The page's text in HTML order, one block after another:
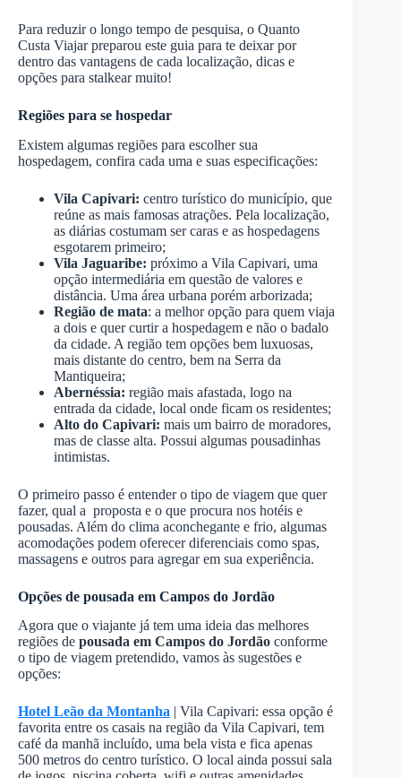
Para reduzir o longo tempo de pesquisa, o Quanto
Custa Viajar preparou este guia para te deixar por
dentro das vantagens de cada localização, dicas e
opções para stalkear muito!
Regiões para se hospedar
Existem algumas regiões para escolher sua
hospedagem, confira cada uma e suas especificações:
Vila Capivari: centro turístico do município, que
reúne as mais famosas atrações. Pela localização,
as diárias costumam ser caras e as hospedagens
esgotarem primeiro;
Vila Jaguaribe: próximo a Vila Capivari, uma
opção intermediária em questão de valores e
distância. Uma área urbana porém arborizada;
Região de mata: a melhor opção para quem viaja
a dois e quer curtir a hospedagem e não o badalo
da cidade. A região tem opções bem luxuosas,
mais distante do centro, bem na Serra da
Mantiqueira;
Abernéssia: região mais afastada, logo na
entrada da cidade, local onde ficam os residentes;
Alto do Capivari: mais um bairro de moradores,
mas de classe alta. Possui algumas pousadinhas
intimistas.
O primeiro passo é entender o tipo de viagem que quer
fazer, qual a proposta e o que procura nos hotéis e
pousadas. Além do clima aconchegante e frio, algumas
acomodações podem oferecer diferenciais como spas,
massagens e outros para agregar em sua experiência.
Opções de pousada em Campos do Jordão
Agora que o viajante já tem uma ideia das melhores
regiões de pousada em Campos do Jordão conforme
o tipo de viagem pretendido, vamos às sugestões e
opções:
Hotel Leão da Montanha | Vila Capivari: essa opção é
favorita entre os casais na região da Vila Capivari, tem
café da manhã incluído, uma bela vista e fica apenas
500 metros do centro turístico. O local ainda possui sala